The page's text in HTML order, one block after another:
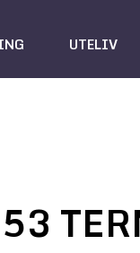
UTELIV